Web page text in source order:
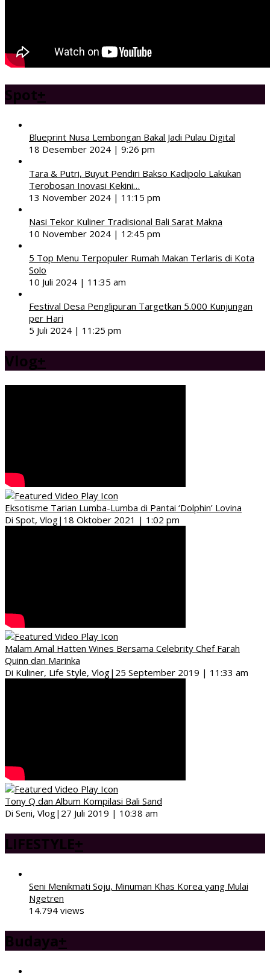
Spot+
Blueprint Nusa Lembongan Bakal Jadi Pulau Digital
18 Desember 2024 | 9:26 pm
Tara & Putri, Buyut Pendiri Bakso Kadipolo Lakukan
Terobosan Inovasi Kekini…
13 November 2024 | 11:15 pm
Nasi Tekor Kuliner Tradisional Bali Sarat Makna
10 November 2024 | 12:45 pm
5 Top Menu Terpopuler Rumah Makan Terlaris di Kota
Solo
10 Juli 2024 | 11:35 am
Festival Desa Penglipuran Targetkan 5.000 Kunjungan
per Hari
5 Juli 2024 | 11:25 pm
Vlog+
Eksotisme Tarian Lumba-Lumba di Pantai ‘Dolphin’ Lovina
Di Spot, Vlog| 18 Oktober 2021 | 1:02 pm
Malam Amal Hatten Wines Bersama Celebrity Chef Farah
Quinn dan Marinka
Di Kuliner, Life Style, Vlog| 25 September 2019 | 11:33 am
Tony Q dan Album Kompilasi Bali Sand
Di Seni, Vlog| 27 Juli 2019 | 10:38 am
LIFESTYLE+
Seni Menikmati Soju, Minuman Khas Korea yang Mulai
Ngetren
14.794 views
Budaya+